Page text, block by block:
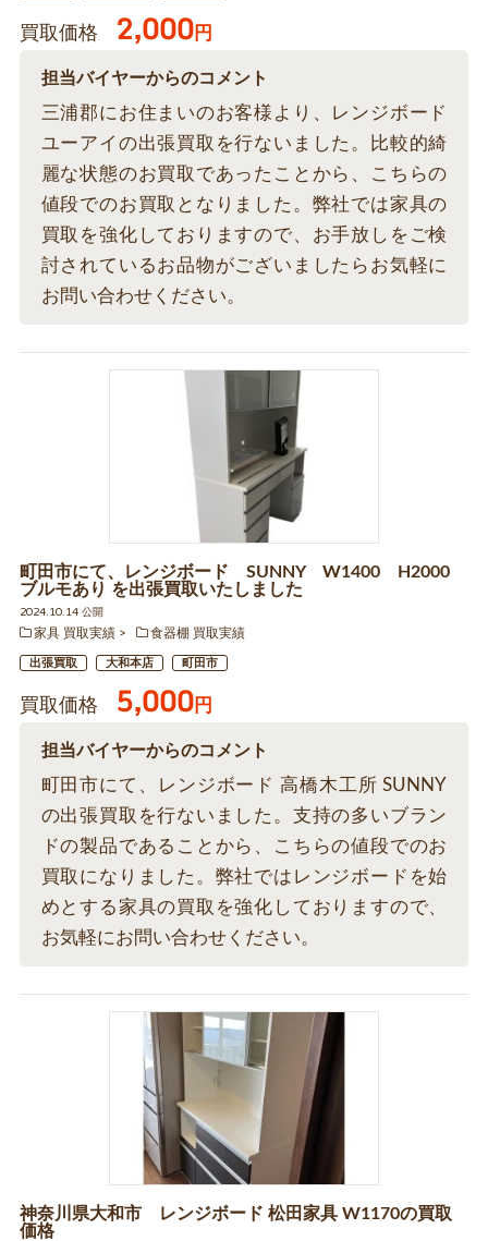
買取価格 2,000円
担当バイヤーからのコメント
三浦郡にお住まいのお客様より、レンジボード
ユーアイの出張買取を行ないました。比較的綺
麗な状態のお買取であったことから、こちらの
値段でのお買取となりました。弊社では家具の
買取を強化しておりますので、お手放しをご検
討されているお品物がございましたらお気軽に
お問い合わせください。
町田市にて、レンジボード SUNNY W1400 H2000
ブルモあり を出張買取いたしました
2024.10.14 公開
家具 買取実績
食器棚 買取実績
出張買取 大和本店 町田市
買取価格 5,000円
担当バイヤーからのコメント
町田市にて、レンジボード 高橋木工所 SUNNY
の出張買取を行ないました。支持の多いブラン
ドの製品であることから、こちらの値段でのお
買取になりました。弊社ではレンジボードを始
めとする家具の買取を強化しておりますので、
お気軽にお問い合わせください。
神奈川県大和市 レンジボード 松田家具 W1170の買取
価格